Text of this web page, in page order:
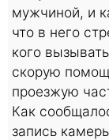
мужчиной, и
что в него
кого
скорую
проезжую
Как
запись